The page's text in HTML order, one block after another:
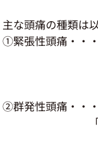
主な頭痛の種類は
①緊張性頭痛・・
後頭部を中
肩や頸の
②群発性頭痛・・
「痛みの王様
とも